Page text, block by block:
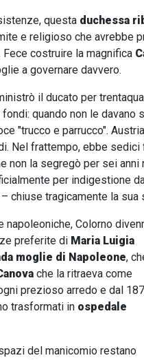
questa duchessa
e religioso che avrebbe
Fece costruire la magnifica
a governare davvero.
il ducato per
quando non le
"trucco e parrucco".
Nel frattempo, ebbe sedici
non la segregò per sei anni
per indigestione
– chiuse tragicamente la sua
napoleoniche, Colorno
preferite di Maria Luigia
moglie di Napoleone,
che la ritraeva come
prezioso arredo e dal
trasformati in ospedale
del manicomio restano